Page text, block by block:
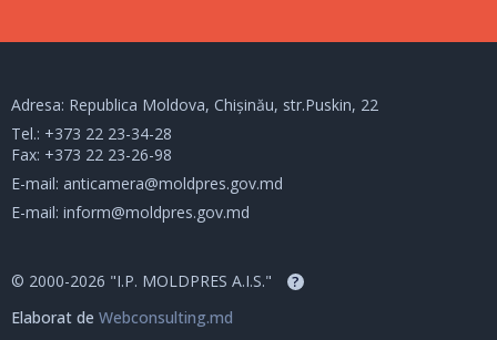
Adresa: Republica Moldova, Chișinău, str.Puskin, 22
Tel.: +373 22 23-34-28
Fax: +373 22 23-26-98
E-mail: anticamera@moldpres.gov.md
E-mail: inform@moldpres.gov.md
© 2000-2026 "I.P. MOLDPRES A.I.S." ?
Elaborat de Webconsulting.md